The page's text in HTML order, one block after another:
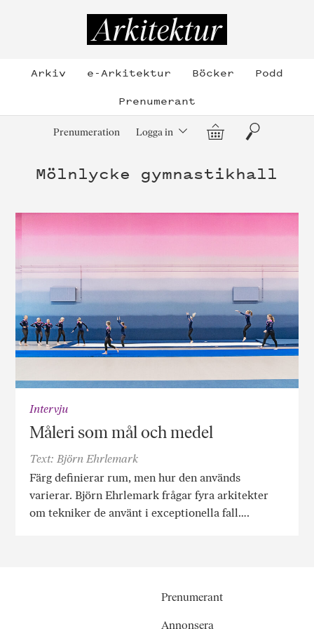
Arkiv e-Arkitektur Böcker
Podd
Prenumerant
Prenumeration Logga in Varukorg
Sök
Mölnlycke gymnastikhall
Intervju
Måleri som mål och medel
Text: Björn Ehrlemark
Färg definierar rum, men hur den används
varierar. Björn Ehrlemark frågar fyra arkitekter
om tekniker de använt i exceptionella fall….
Prenumerant
Annonsera